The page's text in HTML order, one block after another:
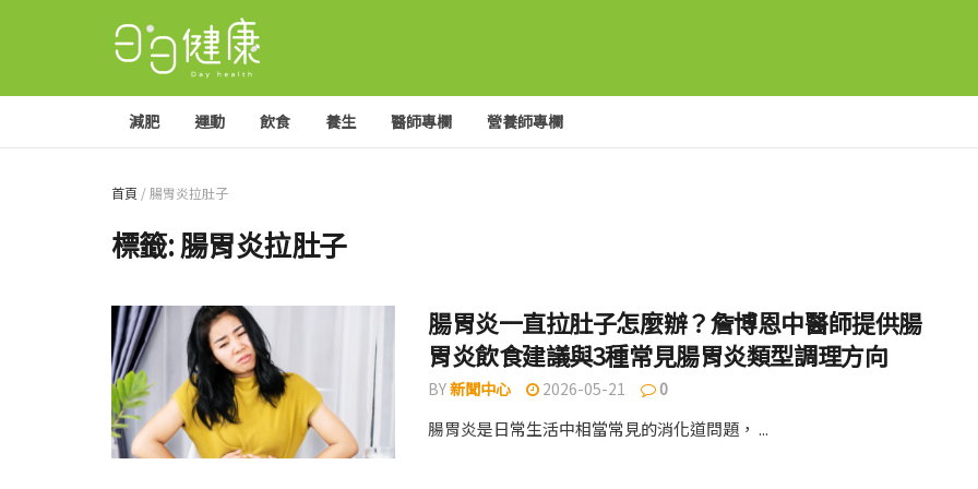
減肥 運動 飲食 養生 醫師專欄 營養師專欄
首頁 /腸胃炎拉肚子
標籤:腸胃炎拉肚子
腸胃炎一直拉肚子怎麼辦？詹博恩中醫師提供腸
胃炎飲食建議與3種常見腸胃炎類型調理方向
BY新聞中心 2026-05-21 0
腸胃炎是日常生活中相當常見的消化道問題， ...